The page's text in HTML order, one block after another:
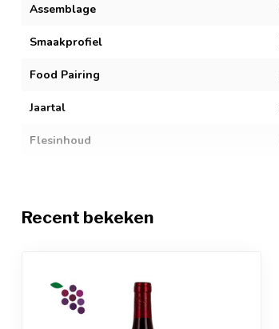
Assemblage
Smaakprofiel
Food Pairing
Jaartal
Flesinhoud
Sulfiet allergenen
Recent bekeken